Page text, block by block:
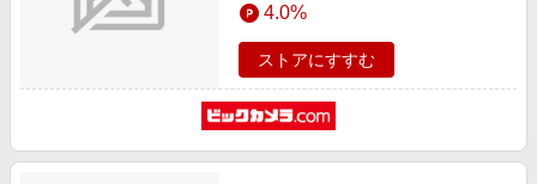
4.0%
ストアにすすむ